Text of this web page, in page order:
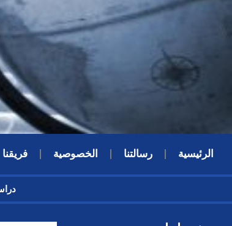
الرئيسية رسالتنا الخصوصية فريقنا